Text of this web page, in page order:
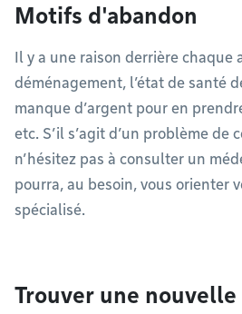
Motifs d'abandon
Il y a une raison derrière chaque
déménagement, l’état de santé
manque d’argent pour en
etc. S’il s’agit d’un problème de
n’hésitez pas à consulter un
pourra, au besoin, vous orienter
spécialisé.
Trouver une